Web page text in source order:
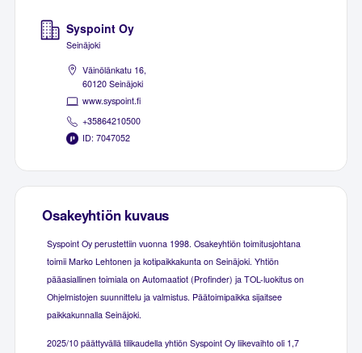
Syspoint Oy
Seinäjoki
Väinölänkatu 16,
60120 Seinäjoki
www.syspoint.fi
+35864210500
ID: 7047052
Osakeyhtiön kuvaus
Syspoint Oy perustettiin vuonna 1998. Osakeyhtiön toimitusjohtana
toimii Marko Lehtonen ja kotipaikkakunta on Seinäjoki. Yhtiön
pääasiallinen toimiala on Automaatiot (Profinder) ja TOL-luokitus on
Ohjelmistojen suunnittelu ja valmistus. Päätoimipaikka sijaitsee
paikkakunnalla Seinäjoki.
2025/10 päättyvällä tilikaudella yhtiön Syspoint Oy liikevaihto oli 1,7